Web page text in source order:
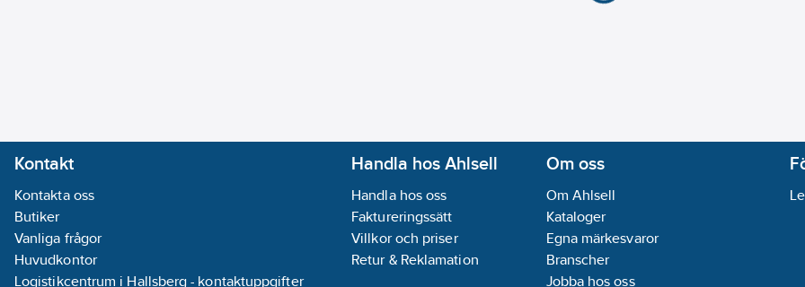
Kontakt
Kontakta oss
Butiker
Vanliga frågor
Huvudkontor
Logistikcentrum i Hallsberg - kontaktuppgifter
Handla hos Ahlsell
Handla hos oss
Faktureringssätt
Villkor och priser
Retur & Reklamation
Om oss
Om Ahlsell
Kataloger
Egna märkesvaror
Branscher
Jobba hos oss